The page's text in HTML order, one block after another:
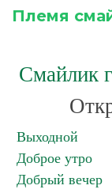
Племя
Смайлик
Выходной
Доброе утро
Добрый вечер